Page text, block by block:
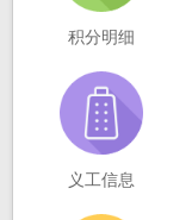
积分明细
义工信息